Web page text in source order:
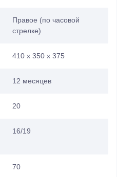
Правое (по часовой
стрелке)
410 х 350 х 375
12 месяцев
20
16/19
70